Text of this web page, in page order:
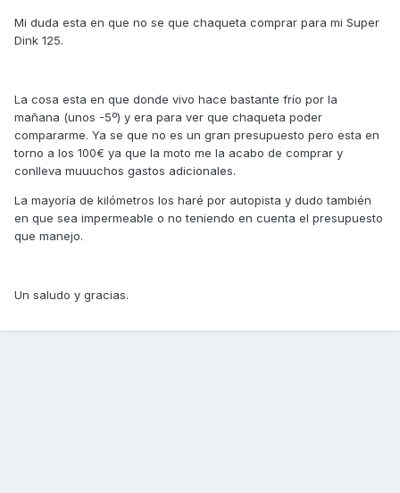
Mi duda esta en que no se que chaqueta comprar para mi Super
Dink 125.
La cosa esta en que donde vivo hace bastante frío por la
mañana (unos -5º) y era para ver que chaqueta poder
compararme. Ya se que no es un gran presupuesto pero esta en
torno a los 100€ ya que la moto me la acabo de comprar y
conlleva muuuchos gastos adicionales.
La mayoría de kilómetros los haré por autopista y dudo también
en que sea impermeable o no teniendo en cuenta el presupuesto
que manejo.
Un saludo y gracias.